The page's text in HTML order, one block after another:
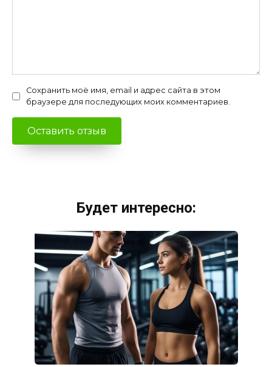
Сохранить моё имя, email и адрес сайта в этом
браузере для последующих моих комментариев.
Будет интересно: